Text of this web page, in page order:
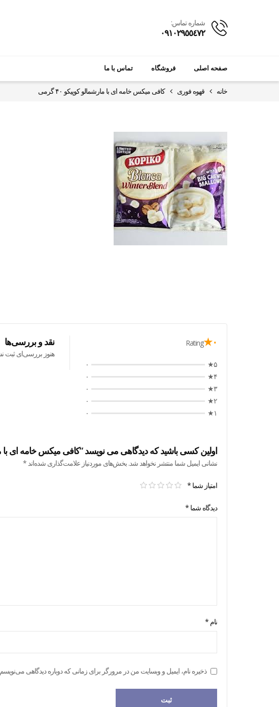
شماره تماس:
٠٩١٠٢٩٥٥٤٧٢
صفحه اصلی فروشگاه تماس با ما
خانه قهوه فوری کافی میکس خامه ای با مارشمالو کوپیکو ۴۰ گرمی
۰★ Rating
۵★
۰
۴★
۰
۳★
۰
۲★
۰
۱★
۰
نقد و بررسی‌ها
هنوز بررسی‌ای ثبت
اولین کسی باشید که دیدگاهی می نویسد “کافی میکس خامه ای با
نشانی ایمیل شما منتشر نخواهد شد. بخش‌های موردنیاز علامت‌گذاری شده‌اند *
امتیاز شما *
دیدگاه شما *
نام *
ذخیره نام، ایمیل و وبسایت من در مرورگر برای زمانی که دوباره دیدگاهی